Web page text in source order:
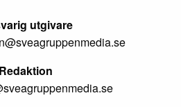
utgivare
Redaktion